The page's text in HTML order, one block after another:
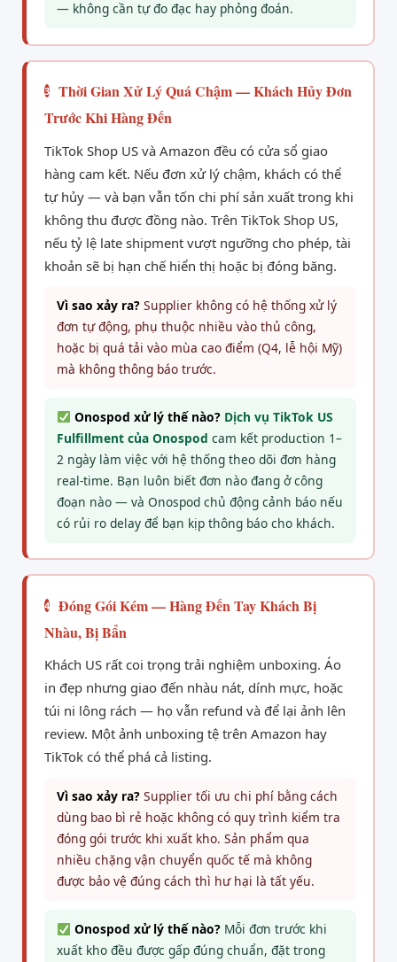
— không cần tự đo đạc hay phỏng đoán.
3
Thời Gian Xử Lý Quá Chậm — Khách Hủy Đơn
Trước Khi Hàng Đến
TikTok Shop US và Amazon đều có cửa sổ giao
hàng cam kết. Nếu đơn xử lý chậm, khách có thể
tự hủy — và bạn vẫn tốn chi phí sản xuất trong khi
không thu được đồng nào. Trên TikTok Shop US,
nếu tỷ lệ late shipment vượt ngưỡng cho phép, tài
khoản sẽ bị hạn chế hiển thị hoặc bị đóng băng.
Vì sao xảy ra? Supplier không có hệ thống xử lý
đơn tự động, phụ thuộc nhiều vào thủ công,
hoặc bị quá tải vào mùa cao điểm (Q4, lễ hội Mỹ)
mà không thông báo trước.
Onospod xử lý thế nào? Dịch vụ TikTok US
Fulfillment của Onospod cam kết production 1–
2 ngày làm việc với hệ thống theo dõi đơn hàng
real-time. Bạn luôn biết đơn nào đang ở công
đoạn nào — và Onospod chủ động cảnh báo nếu
có rủi ro delay để bạn kịp thông báo cho khách.
4
Đóng Gói Kém — Hàng Đến Tay Khách Bị
Nhàu, Bị Bẩn
Khách US rất coi trọng trải nghiệm unboxing. Áo
in đẹp nhưng giao đến nhàu nát, dính mực, hoặc
túi ni lông rách — họ vẫn refund và để lại ảnh lên
review. Một ảnh unboxing tệ trên Amazon hay
TikTok có thể phá cả listing.
Vì sao xảy ra? Supplier tối ưu chi phí bằng cách
dùng bao bì rẻ hoặc không có quy trình kiểm tra
đóng gói trước khi xuất kho. Sản phẩm qua
nhiều chặng vận chuyển quốc tế mà không
được bảo vệ đúng cách thì hư hại là tất yếu.
Onospod xử lý thế nào?Mỗi đơn trước khi
xuất kho đều được gấp đúng chuẩn, đặt trong